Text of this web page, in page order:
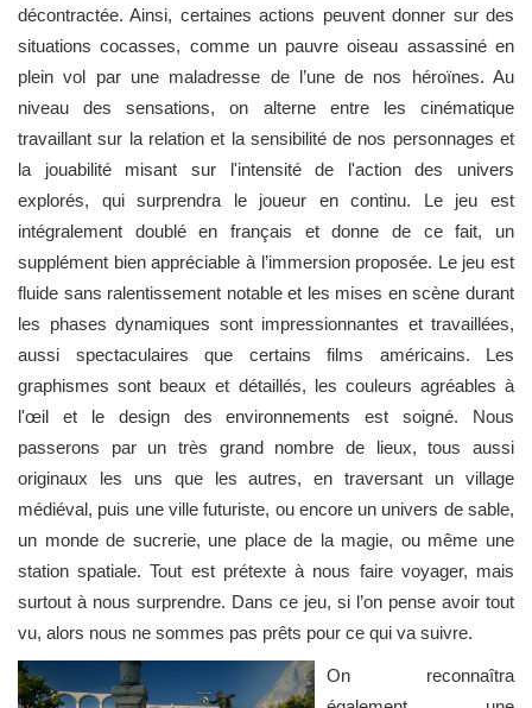
décontractée. Ainsi, certaines actions peuvent donner sur des
situations cocasses, comme un pauvre oiseau assassiné en
plein vol par une maladresse de l’une de nos héroïnes. Au
niveau des sensations, on alterne entre les cinématique
travaillant sur la relation et la sensibilité de nos personnages et
la jouabilité misant sur l'intensité de l'action des univers
explorés, qui surprendra le joueur en continu. Le jeu est
intégralement doublé en français et donne de ce fait, un
supplément bien appréciable à l’immersion proposée. Le jeu est
fluide sans ralentissement notable et les mises en scène durant
les phases dynamiques sont impressionnantes et travaillées,
aussi spectaculaires que certains films américains. Les
graphismes sont beaux et détaillés, les couleurs agréables à
l'œil et le design des environnements est soigné. Nous
passerons par un très grand nombre de lieux, tous aussi
originaux les uns que les autres, en traversant un village
médiéval, puis une ville futuriste, ou encore un univers de sable,
un monde de sucrerie, une place de la magie, ou même une
station spatiale. Tout est prétexte à nous faire voyager, mais
surtout à nous surprendre. Dans ce jeu, si l’on pense avoir tout
vu, alors nous ne sommes pas prêts pour ce qui va suivre.
On reconnaîtra